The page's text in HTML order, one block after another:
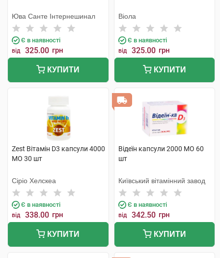
Юва Санте Інтернешинал
Є в наявності
від 325.00 грн
КУПИТИ
Віола
Є в наявності
від 325.00 грн
КУПИТИ
Zest Вітамін D3 капсули 4000
МО 30 шт
Сіріо Хелскеа
Є в наявності
від 338.00 грн
КУПИТИ
Відеїн капсули 2000 МО 60
шт
Київський вітамінний завод
Є в наявності
від 342.50 грн
КУПИТИ